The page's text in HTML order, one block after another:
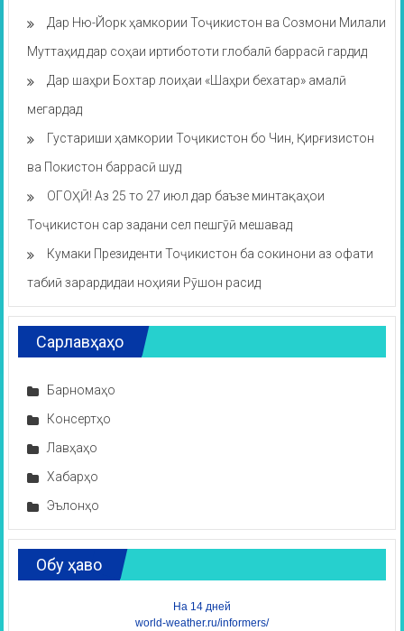
Дар Ню-Йорк ҳамкории Тоҷикистон ва Созмони Милали
Муттаҳид дар соҳаи иртибототи глобалӣ баррасӣ гардид
Дар шаҳри Бохтар лоиҳаи «Шаҳри бехатар» амалӣ
мегардад
Густариши ҳамкории Тоҷикистон бо Чин, Қирғизистон
ва Покистон баррасӣ шуд
ОГОҲӢ! Аз 25 то 27 июл дар баъзе минтақаҳои
Тоҷикистон сар задани сел пешгӯӣ мешавад
Кумаки Президенти Тоҷикистон ба сокинони аз офати
табиӣ зарардидаи ноҳияи Рӯшон расид
Сарлавҳаҳо
Барномаҳо
Консертҳо
Лавҳаҳо
Хабарҳо
Эълонҳо
Обу ҳаво
На 14 дней
world-weather.ru/informers/